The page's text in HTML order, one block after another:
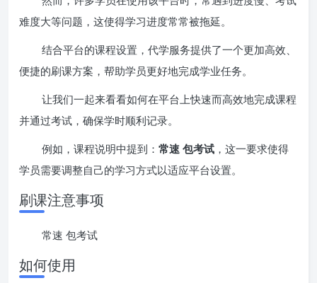
难度大等问题，这使得学习进度常常被拖延。
结合平台的课程设置，代学服务提供了一个更加高效、
便捷的刷课方案，帮助学员更好地完成学业任务。
让我们一起来看看如何在平台上快速而高效地完成课程
并通过考试，确保学时顺利记录。
例如，课程说明中提到： 常速 包考试 ，这一要求使得
学员需要调整自己的学习方式以适应平台设置。
刷课注意事项
常速 包考试
如何使用